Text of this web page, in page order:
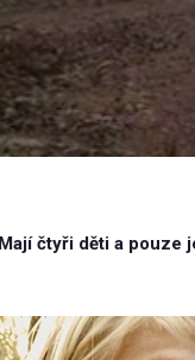
čtyři děti a pouze